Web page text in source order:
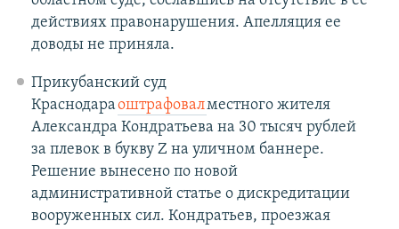
действиях правонарушения. Апелляция ее
доводы не приняла.
Прикубанский суд
Краснодараоштрафовалместного жителя
Александра Кондратьева на 30 тысяч рублей
за плевок в букву Z на уличном баннере.
Решение вынесено по новой
административной статье о дискредитации
вооруженных сил. Кондратьев, проезжая